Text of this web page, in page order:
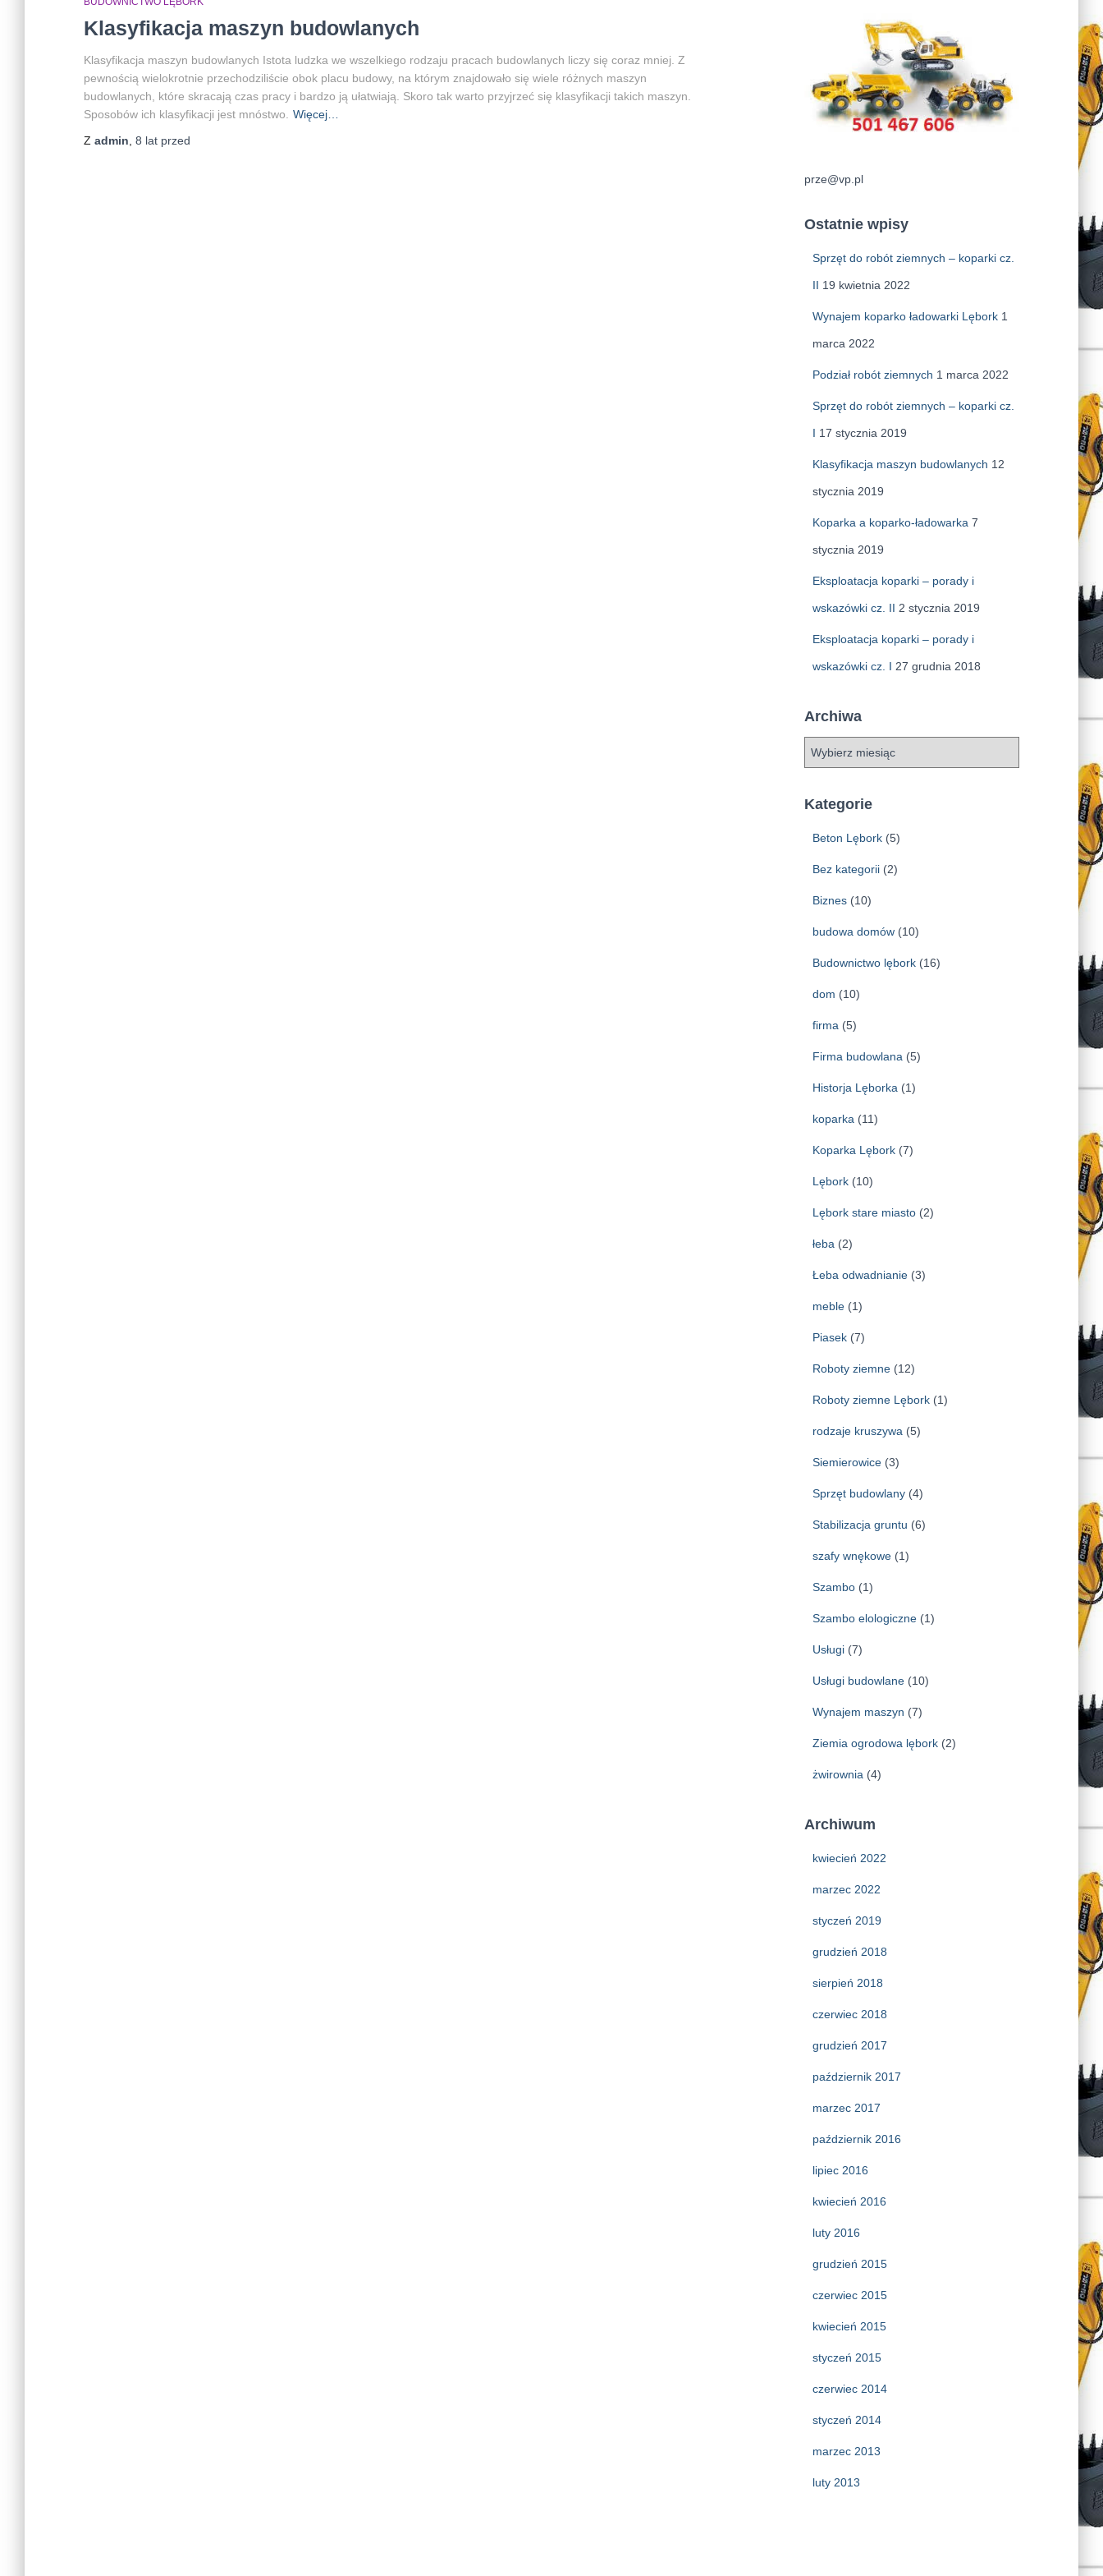
Klasyfikacja maszyn budowlanych
Klasyfikacja maszyn budowlanych Istota ludzka we wszelkiego rodzaju pracach budowlanych liczy się coraz mniej. Z
pewnością wielokrotnie przechodziliście obok placu budowy, na którym znajdowało się wiele różnych maszyn
budowlanych, które skracają czas pracy i bardzo ją ułatwiają. Skoro tak warto przyjrzeć się klasyfikacji takich maszyn.
Sposobów ich klasyfikacji jest mnóstwo.
Więcej…
Z admin 8 lat przed
prze@vp.pl
Ostatnie wpisy
Sprzęt do robót ziemnych – koparki cz.
II 19 kwietnia 2022
Wynajem koparko ładowarki Lębork 1
marca 2022
Podział robót ziemnych 1 marca 2022
Sprzęt do robót ziemnych – koparki cz.
I 17 stycznia 2019
Klasyfikacja maszyn budowlanych 12
stycznia 2019
Koparka a koparko-ładowarka 7
stycznia 2019
Eksploatacja koparki – porady i
wskazówki cz. II 2 stycznia 2019
Eksploatacja koparki – porady i
wskazówki cz. I 27 grudnia 2018
Archiwa
h
Kategorie
Beton Lębork(5)
Bez kategorii(2)
Biznes(10)
budowa domów(10)
Budownictwo lębork(16)
dom (10)
firma (5)
Firma budowlana (5)
Historja Lęborka (1)
koparka (11)
Koparka Lębork(7)
Lębork(10)
Lębork stare miasto(2)
łeba (2)
Łeba odwadnianie(3)
meble(1)
Piasek(7)
Roboty ziemne(12)
Roboty ziemne Lębork(1)
rodzaje kruszywa (5)
Siemierowice(3)
Sprzęt budowlany(4)
Stabilizacja gruntu (6)
szafy wnękowe(1)
Szambo(1)
Szambo elologiczne(1)
Usługi(7)
Usługi budowlane(10)
Wynajem maszyn (7)
Ziemia ogrodowa lębork(2)
żwirownia (4)
Archiwum
kwiecień 2022
marzec 2022
styczeń 2019
grudzień 2018
sierpień 2018
czerwiec 2018
grudzień 2017
październik 2017
marzec 2017
październik 2016
lipiec 2016
kwiecień 2016
luty 2016
grudzień 2015
czerwiec 2015
kwiecień 2015
styczeń 2015
czerwiec 2014
styczeń 2014
marzec 2013
luty 2013